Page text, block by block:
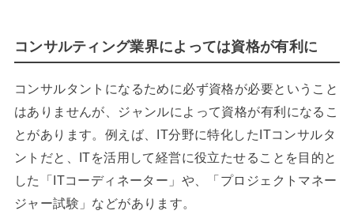
コンサルティング業界によっては資格が有利に
コンサルタントになるために必ず資格が必要ということ
はありませんが、ジャンルによって資格が有利になるこ
とがあります。例えば、IT分野に特化したITコンサルタ
ントだと、ITを活用して経営に役立たせることを目的と
した「ITコーディネーター」や、「プロジェクトマネー
ジャー試験」などがあります。